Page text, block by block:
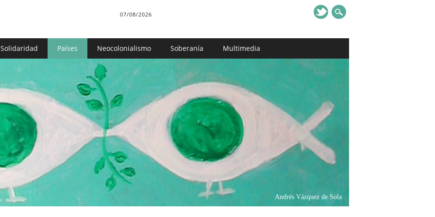
07/08/2026
Solidaridad Países Neocolonialismo Soberanía Multimedia
Andrés Vázquez de Sola